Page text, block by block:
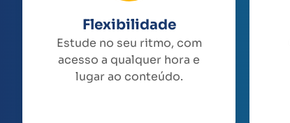
Flexibilidade
Estude no seu ritmo, com
acesso a qualquer hora e
lugar ao conteúdo.